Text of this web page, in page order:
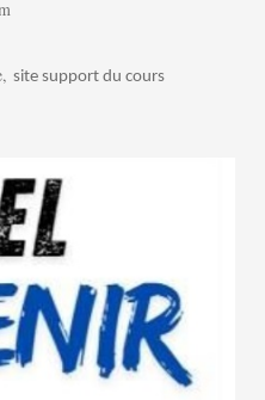
site support du cours